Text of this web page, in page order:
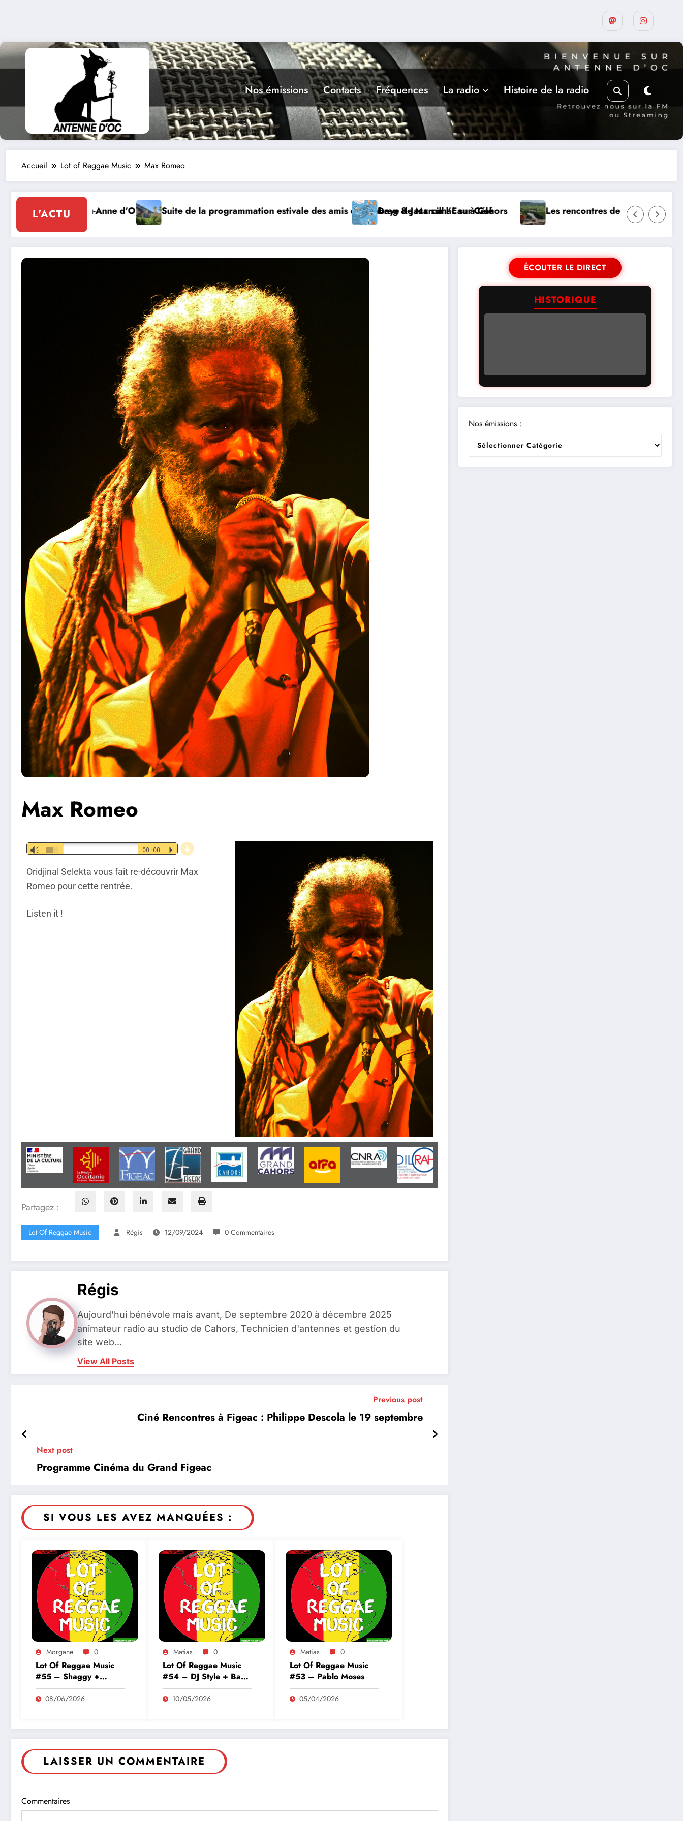
Nos émissions Contacts Fréquences La radio Histoire de la radio
Accueil Lot of Reggae Music Max Romeo
L'ACTU
estivale des amis de l’abbaye de Marcilhac sur Célé
Drag & Jazz sur l’Eau à Cahors Les rencontres de Belaye, hommage à son fondateur, Roland Pidoux, violoncelliste, le
MERCREDI 12 AOUT, ECLIPSE SOLAIRE
Max Romeo
Lecteur
Vm 00:00 P d
Oridjinal Selekta vous fait re-découvrir Max
Romeo pour cette rentrée.
Listen it !
Partagez :
Lot Of Reggae Music Régis 12/09/2024 0 Commentaires
Régis
Aujourd’hui bénévole mais avant, De septembre 2020 à décembre 2025
animateur radio au studio de Cahors, Technicien d'antennes et gestion du
site web...
View All Posts
Previous post
Ciné Rencontres à Figeac : Philippe Descola le 19 septembre
Next post
Programme Cinéma du Grand Figeac
SI VOUS LES AVEZ MANQUÉES :
Morgane 0
Lot Of Reggae Music
#55 – Shaggy +
Tomowok
08/06/2026
Matias 0
Lot Of Reggae Music
#54 – DJ Style + Bam
Bam Traduction
10/05/2026
Matias 0
Lot Of Reggae Music
#53 – Pablo Moses
05/04/2026
LAISSER UN COMMENTAIRE
Commentaires
ÉCOUTER LE DIRECT
HISTORIQUE
Nos émissions :